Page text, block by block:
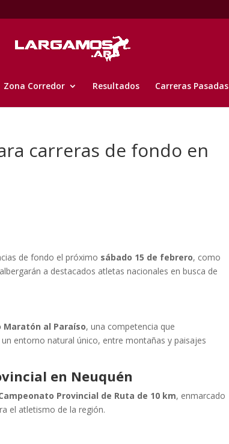
Zona Corredor Resultados Carreras Pasadas
carreras de fondo en
de fondo el próximo sábado 15 de febrero, como
a destacados atletas nacionales en busca de
Maratón al Paraíso, una competencia que
entorno natural único, entre montañas y paisajes
en Neuquén
Provincial de Ruta de 10 km, enmarcado
el atletismo de la región.